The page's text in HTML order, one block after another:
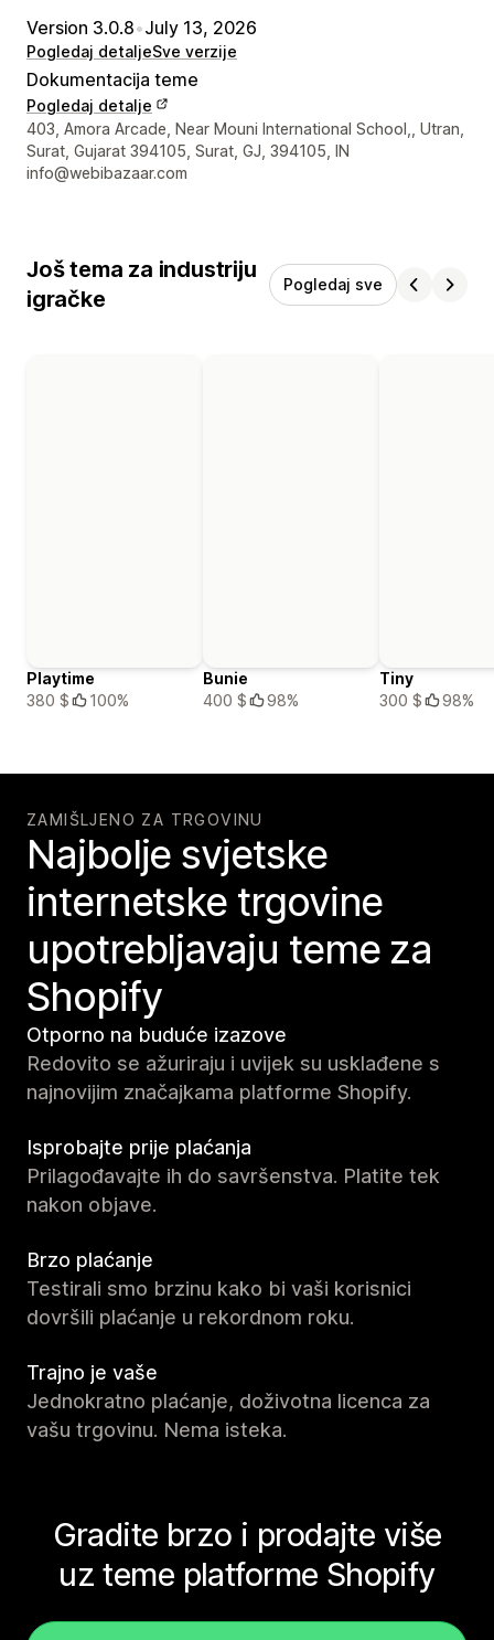
Version 3.0.8•July 13, 2026
Pogledaj detaljeSve verzije
Dokumentacija teme
Pogledaj detalje
Podaci za kontakt dizajnera
403, Amora Arcade, Near Mouni International School,, Utran,
Surat, Gujarat 394105, Surat, GJ, 394105, IN
info@webibazaar.com
Još tema za industriju
igračke
Pogledaj sve
Playtime
380 $
100%
Bunie
400 $
98%
Tiny
300 $
98%
ZAMIŠLJENO ZA TRGOVINU
Najbolje svjetske
internetske trgovine
upotrebljavaju teme za
Shopify
Otporno na buduće izazove
Redovito se ažuriraju i uvijek su usklađene s
najnovijim značajkama platforme Shopify.
Isprobajte prije plaćanja
Prilagođavajte ih do savršenstva. Platite tek
nakon objave.
Brzo plaćanje
Testirali smo brzinu kako bi vaši korisnici
dovršili plaćanje u rekordnom roku.
Trajno je vaše
Jednokratno plaćanje, doživotna licenca za
vašu trgovinu. Nema isteka.
Gradite brzo i prodajte više
uz teme platforme Shopify